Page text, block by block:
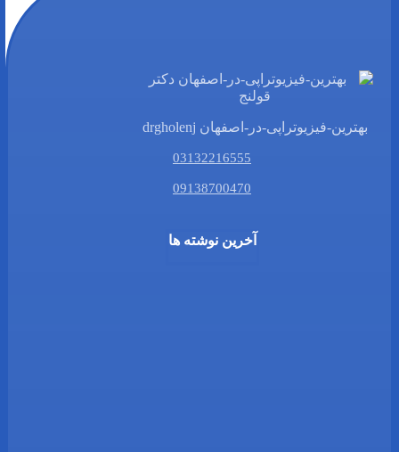
بهترین-فیزیوتراپی-در-اصفهان drgholenj
03132216555
09138700470
آخرین نوشته ها